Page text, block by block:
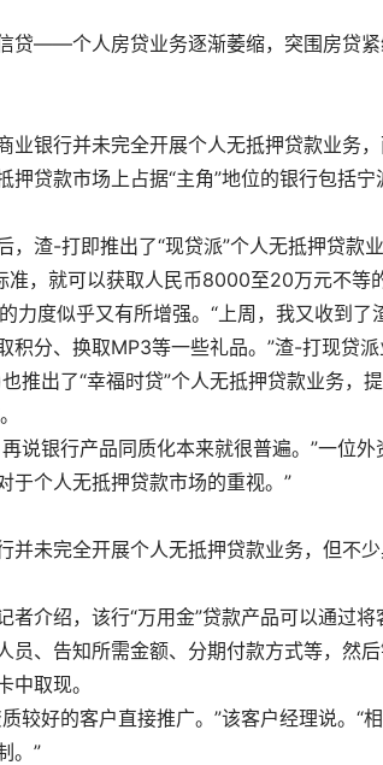
贷――个人房贷业务逐渐萎缩，突围房贷
业银行并未完全开展个人无抵押贷款业务
押贷款市场上占据“主角”地位的银行包括
，渣-打即推出了“现贷派”个人无抵押贷款
准，就可以获取人民币8000至20万元不等
力度似乎又有所增强。“上周，我又收到
积分、换取MP3等一些礼品。”渣-打现贷派
推出了“幸福时贷”个人无抵押贷款业务，
说银行产品同质化本来就很普遍。”一位
于个人无抵押贷款市场的重视。”
并未完全开展个人无抵押贷款业务，但不
介绍，该行“万用金”贷款产品可以通过将
员、告知所需金额、分期付款方式等，然
中取现。
较好的客户直接推广。”该客户经理说。“
。”